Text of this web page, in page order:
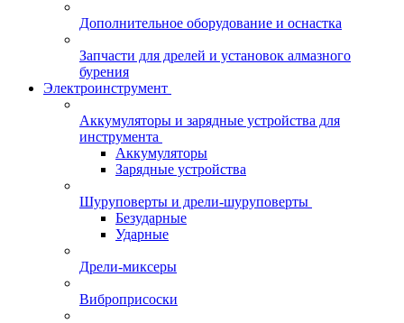
Дополнительное оборудование и оснастка
Запчасти для дрелей и установок алмазного
бурения
Электроинструмент
Аккумуляторы и зарядные устройства для
инструмента
Аккумуляторы
Зарядные устройства
Шуруповерты и дрели-шуруповерты
Безударные
Ударные
Дрели-миксеры
Виброприсоски